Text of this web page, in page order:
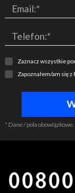
Email:*
Telefon:*
Zaznacz wszystkie
Zapoznałem/am się z
* Dane / pola obowiązkowe.